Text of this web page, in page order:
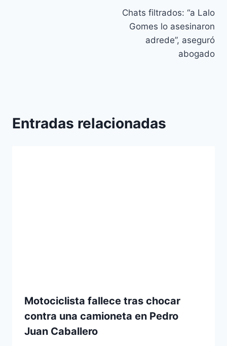
Chats filtrados: “a Lalo
Gomes lo asesinaron
adrede”, aseguró
abogado
Entradas relacionadas
Motociclista fallece tras chocar
contra una camioneta en Pedro
Juan Caballero